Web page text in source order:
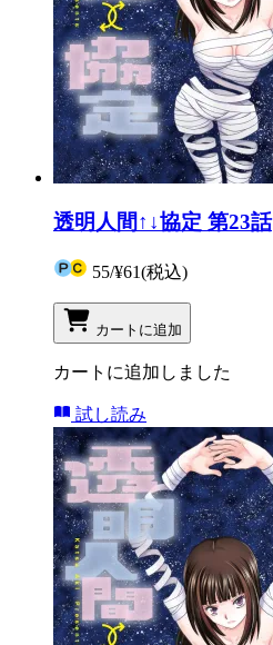
透明人間↑↓協定 第23話
55/¥61(税込)
カートに追加
カートに追加しました
試し読み